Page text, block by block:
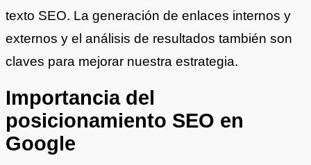
texto SEO. La generación de enlaces internos y
externos y el análisis de resultados también son
claves para mejorar nuestra estrategia.
Importancia del
posicionamiento SEO en
Google